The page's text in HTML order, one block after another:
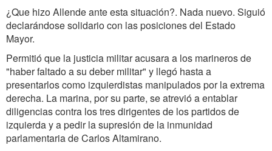
¿Que hizo Allende ante esta situación?. Nada nuevo. Siguió
declarándose solidario con las posiciones del Estado
Mayor.
Permitió que la justicia militar acusara a los marineros de
"haber faltado a su deber militar" y llegó hasta a
presentarlos como izquierdistas manipulados por la extrema
derecha. La marina, por su parte, se atrevió a entablar
diligencias contra los tres dirigentes de los partidos de
izquierda y a pedir la supresión de la inmunidad
parlamentaria de Carlos Altamirano.